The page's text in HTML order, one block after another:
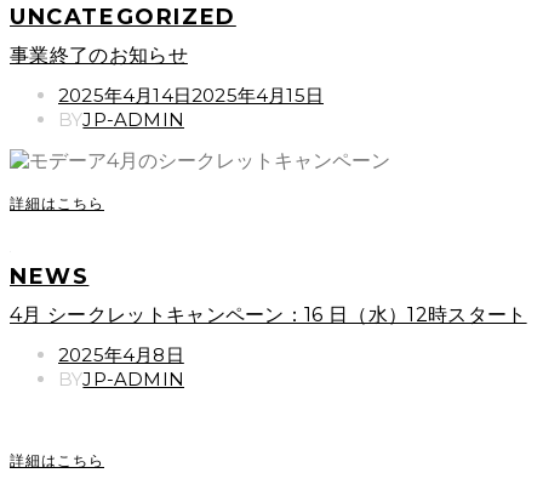
UNCATEGORIZED
事業終了のお知らせ
POSTED
ON
2025年4月14日2025年4月15日
BYJP-ADMIN
詳細はこちら
NEWS
4月 シークレットキャンペーン：16 日（水）12時スタート
POSTED
ON
2025年4月8日
BYJP-ADMIN
詳細はこちら